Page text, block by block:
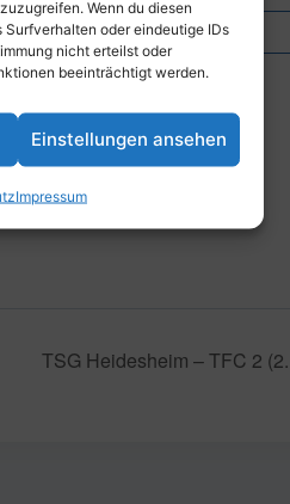
Wenn du diesen
oder eindeutige IDs
nicht erteilst oder
beeinträchtigt werden.
Einstellungen ansehen
Impressum
TSG Heidesheim – TFC 2